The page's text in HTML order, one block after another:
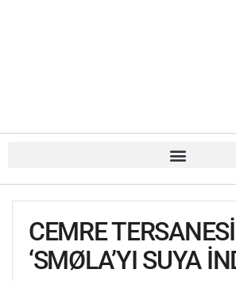
CEMRE TERSANESİ
‘SMØLA’YI SUYA